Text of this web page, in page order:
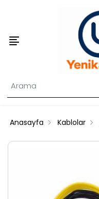
Anasayfa Kablolar